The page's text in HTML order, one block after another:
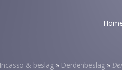
Home
Incasso & beslag » Derdenbeslag »